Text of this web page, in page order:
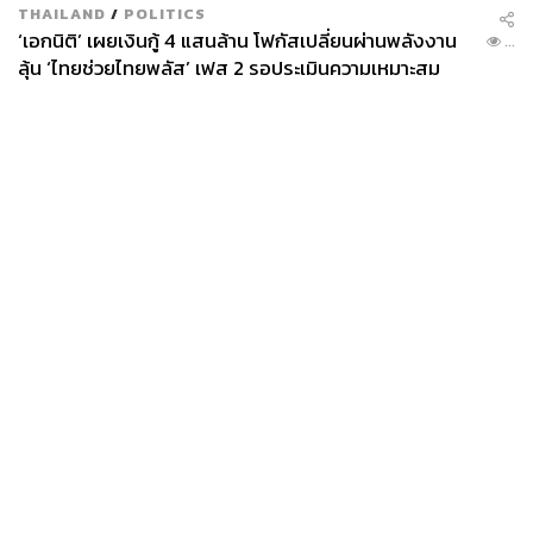
THAILAND / POLITICS
‘เอกนิติ’ เผยเงินกู้ 4 แสนล้าน โฟกัสเปลี่ยนผ่านพลังงาน
ลุ้น ‘ไทยช่วยไทยพลัส’ เฟส 2 รอประเมินความเหมาะสม
...